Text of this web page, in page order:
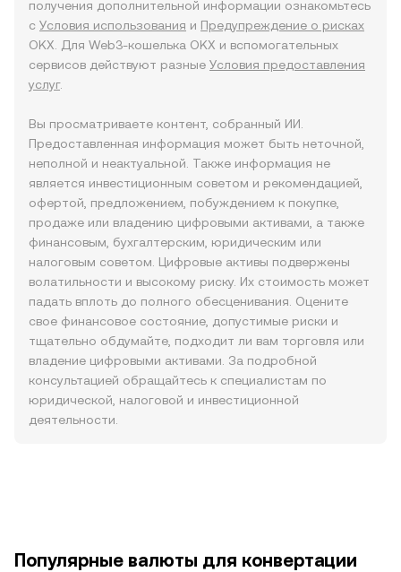
получения дополнительной информации ознакомьтесь
с Условия использования и Предупреждение о рисках
OKX. Для Web3-кошелька OKX и вспомогательных
сервисов действуют разные Условия предоставления
услуг.
Вы просматриваете контент, собранный ИИ.
Предоставленная информация может быть неточной,
неполной и неактуальной. Также информация не
является инвестиционным советом и рекомендацией,
офертой, предложением, побуждением к покупке,
продаже или владению цифровыми активами, а также
финансовым, бухгалтерским, юридическим или
налоговым советом. Цифровые активы подвержены
волатильности и высокому риску. Их стоимость может
падать вплоть до полного обесценивания. Оцените
свое финансовое состояние, допустимые риски и
тщательно обдумайте, подходит ли вам торговля или
владение цифровыми активами. За подробной
консультацией обращайтесь к специалистам по
юридической, налоговой и инвестиционной
деятельности.
Популярные валюты для конвертации